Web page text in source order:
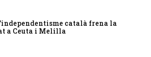
català frena la
a Ceuta i Melilla